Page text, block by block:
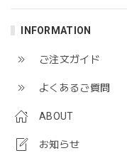
INFORMATION
ご注文ガイド
よくあるご質問
ABOUT
お知らせ